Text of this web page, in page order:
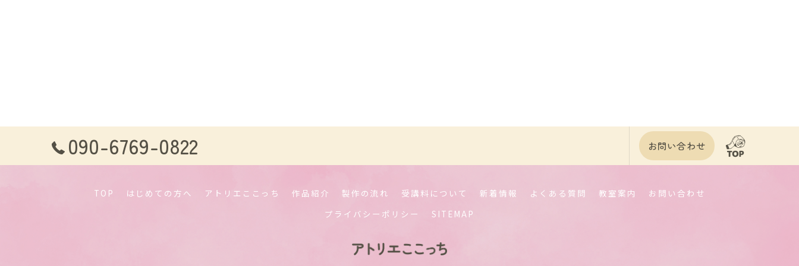
090-6769-0822 お問い合わせ
TOP はじめての方へ アトリエここっち 作品紹介 製作の流れ 受講料について 新着情報 よくある質問 教室案内
お問い合わせ
プライバシーポリシー
SITEMAP